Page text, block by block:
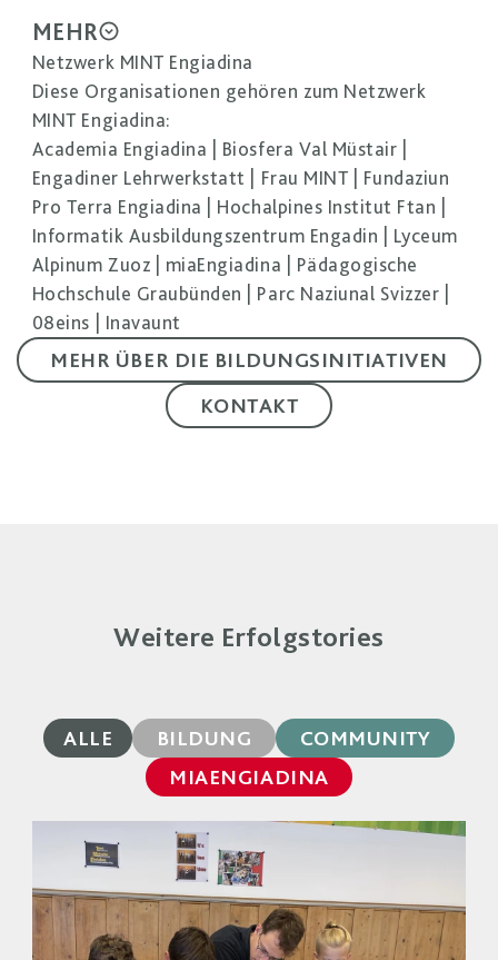
MEHR
Netzwerk MINT Engiadina
Diese Organisationen gehören zum Netzwerk
MINT Engiadina:
Academia Engiadina
Biosfera Val Müstair
Engadiner Lehrwerkstatt
Frau MINT
Fundaziun
Pro Terra Engiadina
Hochalpines Institut Ftan
Informatik Ausbildungszentrum Engadin
Lyceum
Alpinum Zuoz
miaEngiadina
Pädagogische
Hochschule Graubünden
Parc Naziunal Svizzer
08eins
Inavaunt
MEHR ÜBER DIE BILDUNGSINITIATIVEN
KONTAKT
Weitere Erfolgstories
ALLE BILDUNG
COMMUNITY
MIAENGIADINA